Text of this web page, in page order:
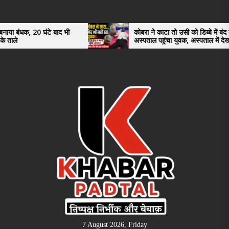
the
content
भी
कोबरा ने काटा तो उसी को डिब्बे में बंद कर
अस्पताल पहुंचा युवक, अस्पताल में देखकर डॉक्टर
भी रह गए हैरान
7 August 2026, Friday